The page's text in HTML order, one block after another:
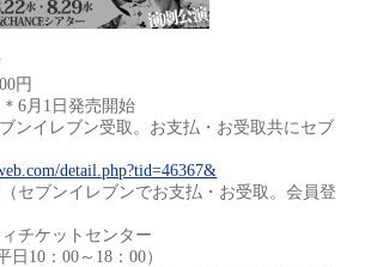
円
6月1日発売開始
ンイレブン受取。お支払・お受取共にセブ
detail.php?tid=46367&
セブンイレブンでお支払・お受取。会員登
チケットセンター
日10：00～18：00）